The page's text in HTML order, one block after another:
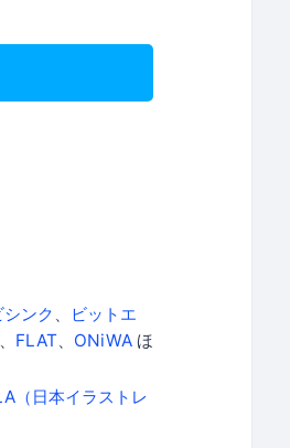
ンク
ビットエ
FLAT ONiWA ほ
（日本イラストレ